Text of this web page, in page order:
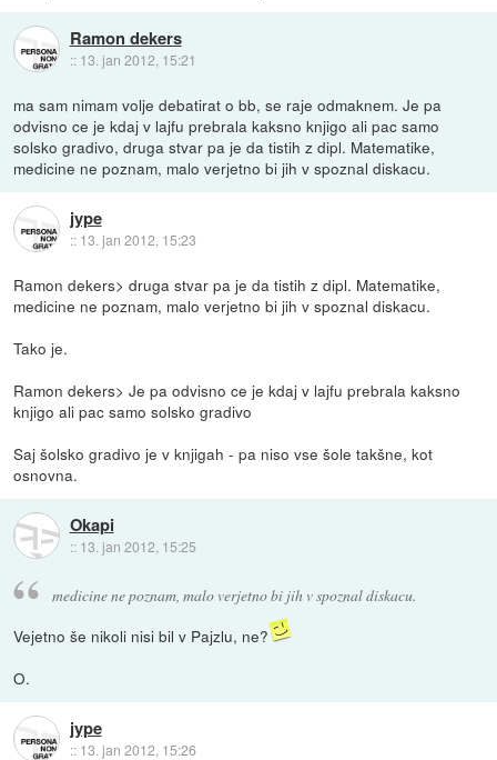
Ramon dekers
:: 13. jan 2012, 15:21
ma sam nimam volje debatirat o bb, se raje odmaknem. Je pa
odvisno ce je kdaj v lajfu prebrala kaksno knjigo ali pac samo
solsko gradivo, druga stvar pa je da tistih z dipl. Matematike,
medicine ne poznam, malo verjetno bi jih v spoznal diskacu.
jype
:: 13. jan 2012, 15:23
Ramon dekers> druga stvar pa je da tistih z dipl. Matematike,
medicine ne poznam, malo verjetno bi jih v spoznal diskacu.
Tako je.
Ramon dekers> Je pa odvisno ce je kdaj v lajfu prebrala kaksno
knjigo ali pac samo solsko gradivo
Saj šolsko gradivo je v knjigah - pa niso vse šole takšne, kot
osnovna.
Okapi
:: 13. jan 2012, 15:25
medicine ne poznam, malo verjetno bi jih v spoznal diskacu.
Vejetno še nikoli nisi bil v Pajzlu, ne?
O.
jype
:: 13. jan 2012, 15:26